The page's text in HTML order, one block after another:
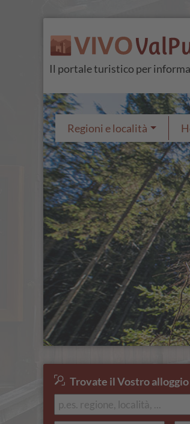
Il portale turistico per
Trovate il Vostro alloggio
Regioni e località